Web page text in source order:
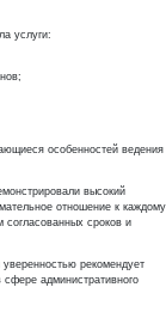
услуги:
особенностей ведения
высокий
отношение к каждому
согласованных сроков и
рекомендует
сфере административного